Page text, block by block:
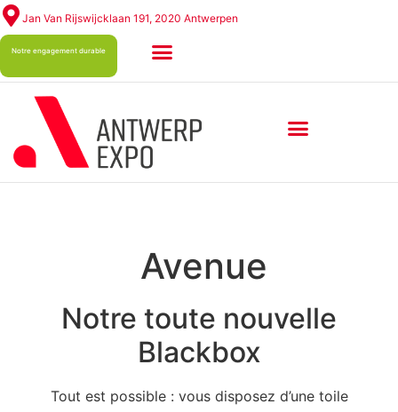
Jan Van Rijswijcklaan 191, 2020 Antwerpen
Notre engagement durable
Avenue
Notre toute nouvelle
Blackbox
Tout est possible : vous disposez d’une toile